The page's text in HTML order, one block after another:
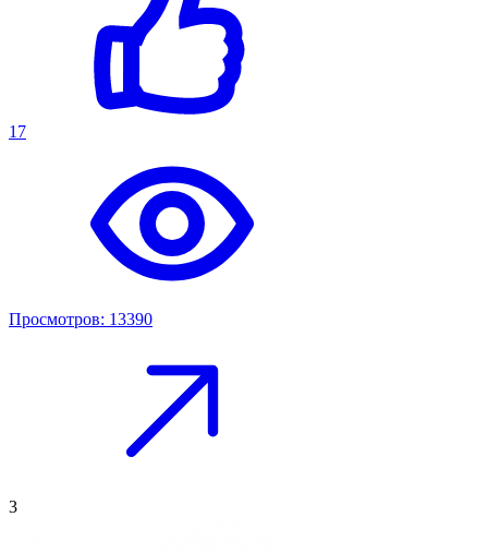
17
Просмотров: 13390
3